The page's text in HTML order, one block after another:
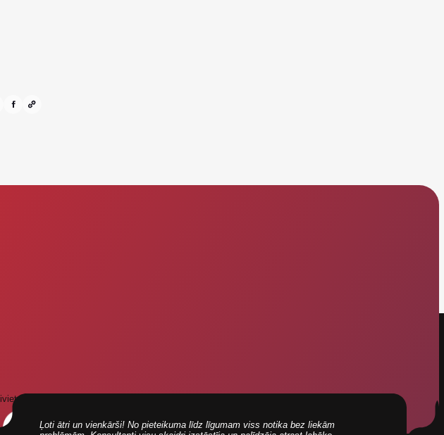
Ļoti ātri un vienkārši! No pieteikuma līdz līgumam viss notika bez liekām